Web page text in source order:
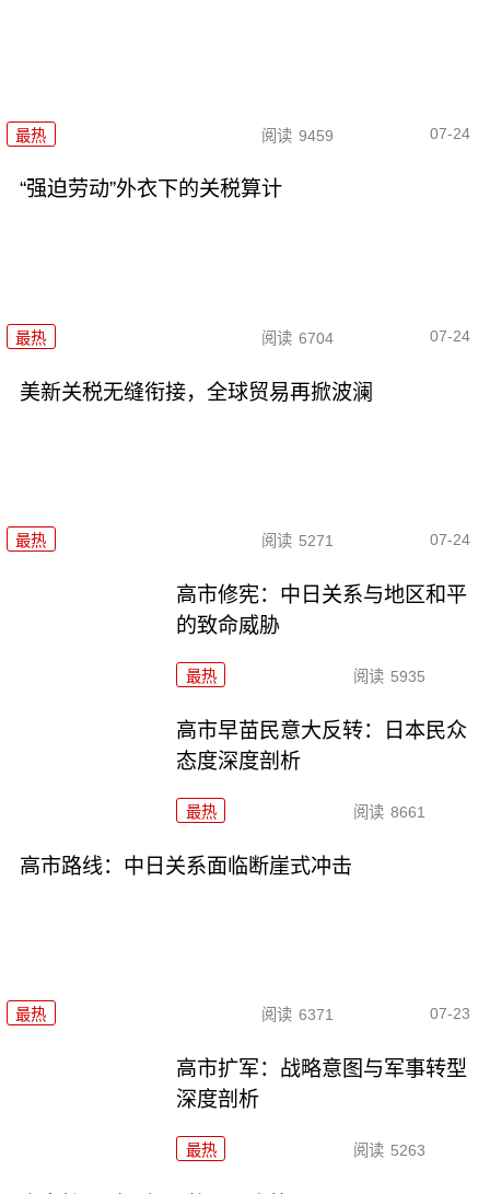
最热 阅读 9459 07-24
“强迫劳动”外衣下的关税算计
最热 阅读 6704 07-24
美新关税无缝衔接，全球贸易再掀波澜
最热 阅读 5271 07-24
高市修宪：中日关系与地区和平
的致命威胁
最热 阅读 5935
高市早苗民意大反转：日本民众
态度深度剖析
最热 阅读 8661
高市路线：中日关系面临断崖式冲击
最热 阅读 6371 07-23
高市扩军：战略意图与军事转型
深度剖析
最热 阅读 5263